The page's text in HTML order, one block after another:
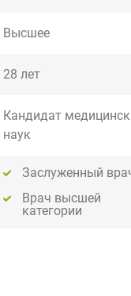
Высшее
28 лет
Кандидат
наук
Заслуженный
Врач высшей
категории